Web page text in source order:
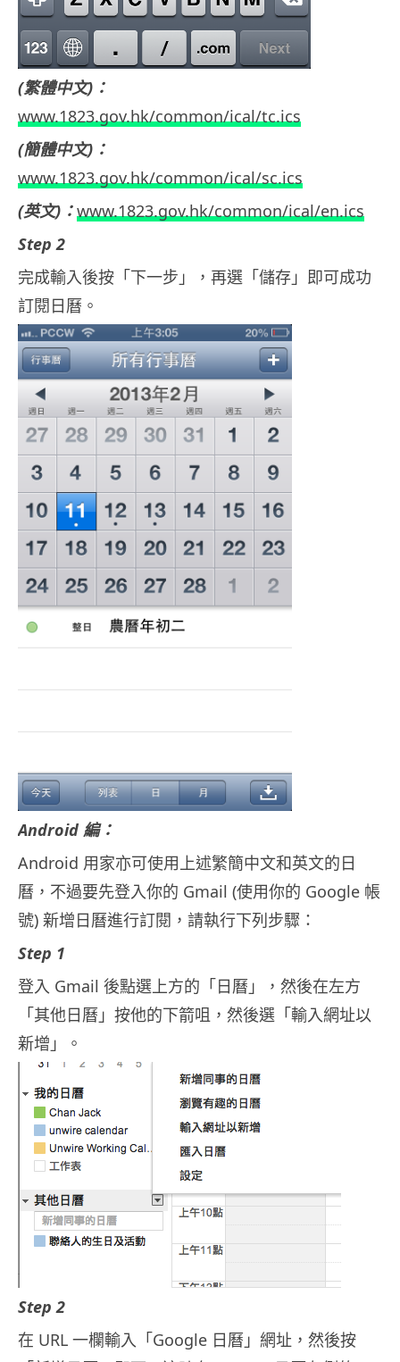
(繁體中文)：
www.1823.gov.hk/common/ical/tc.ics
(簡體中文)：
www.1823.gov.hk/common/ical/sc.ics
(英文)：www.1823.gov.hk/common/ical/en.ics
Step 2
完成輸入後按「下一步」，再選「儲存」即可成功
訂閱日曆。
Android 編：
Android 用家亦可使用上述繁簡中文和英文的日
曆，不過要先登入你的 Gmail (使用你的 Google 帳
號) 新增日曆進行訂閱，請執行下列步驟：
Step 1
登入 Gmail 後點選上方的「日曆」，然後在左方
「其他日曆」按他的下箭咀，然後選「輸入網址以
新增」。
Step 2
在 URL 一欄輸入「Google 日曆」網址，然後按